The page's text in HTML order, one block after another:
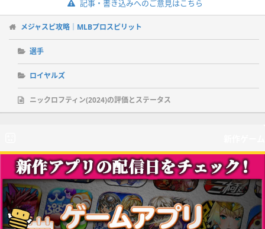
記事・書き込みへのご意見はこちら
メジャスピ攻略｜MLBプロスピリット
選手
ロイヤルズ
ニックロフティン(2024)の評価とステータス